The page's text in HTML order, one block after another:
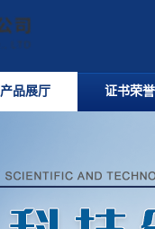
产品展厅 证书荣誉